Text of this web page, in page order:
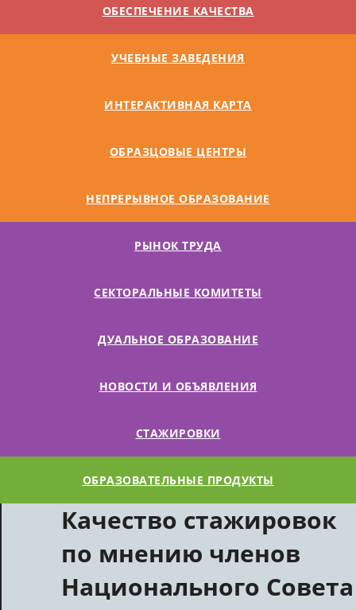
ОБЕСПЕЧЕНИЕ КАЧЕСТВА
УЧЕБНЫЕ ЗАВЕДЕНИЯ
ИНТЕРАКТИВНАЯ КАРТА
ОБРАЗЦОВЫЕ ЦЕНТРЫ
НЕПРЕРЫВНОЕ ОБРАЗОВАНИЕ
РЫНОК ТРУДА
СЕКТОРАЛЬНЫЕ КОМИТЕТЫ
ДУАЛЬНОЕ ОБРАЗОВАНИЕ
НОВОСТИ И ОБЪЯВЛЕНИЯ
СТАЖИРОВКИ
ОБРАЗОВАТЕЛЬНЫЕ ПРОДУКТЫ
Качество стажировок
по мнению членов
Национального Совета